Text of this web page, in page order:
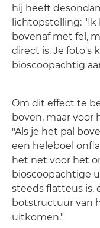
hij heeft
lichtopstelling:
bovenaf met fel,
direct is. Je foto's
bioscoopachtig
Om dit effect te
boven, maar voor
"Als je het pal
een heleboel
het net voor het
bioscoopachtige
steeds flatteus is,
botstructuur van
uitkomen."